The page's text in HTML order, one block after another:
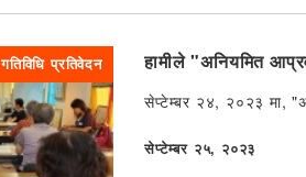
गतिविधि प्रतिवेदन हामीले "अनियमित
सेप्टेम्बर २४, २०२३ मा,
प्रकाशित
सेप्टेम्बर २५, २०२३